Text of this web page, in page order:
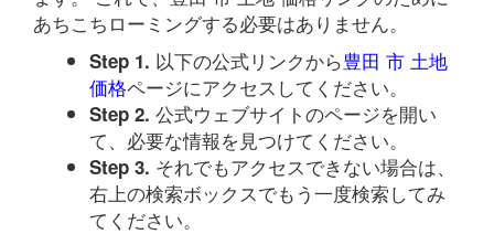
あちこちローミングする必要はありません。
Step 1. 以下の公式リンクから豊田 市 土地
価格ページにアクセスしてください。
Step 2. 公式ウェブサイトのページを開い
て、必要な情報を見つけてください。
Step 3. それでもアクセスできない場合は、
右上の検索ボックスでもう一度検索してみ
てください。